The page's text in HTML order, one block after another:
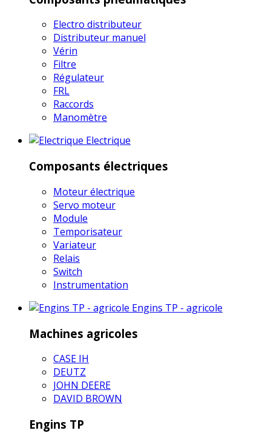
Electro distributeur
Distributeur manuel
Vérin
Filtre
Régulateur
FRL
Raccords
Manomètre
Electrique
Composants électriques
Moteur électrique
Servo moteur
Module
Temporisateur
Variateur
Relais
Switch
Instrumentation
Engins TP - agricole
Machines agricoles
CASE IH
DEUTZ
JOHN DEERE
DAVID BROWN
Engins TP